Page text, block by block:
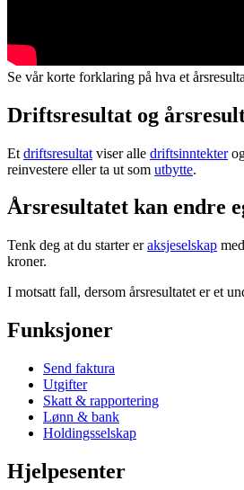
Se vår korte forklaring på hva et
Driftsresultat og
Et driftsresultat viser alle driftsinntekter
reinvestere eller ta ut som utbytte.
Årsresultatet kan endre
Tenk deg at du starter eraksjeselskap
kroner.
I motsatt fall, dersom årsresultatet er et
Funksjoner
Send faktura
Utgifter
Skatt & rapportering
Lønn & bank
Holdingsselskap
Hjelpesenter